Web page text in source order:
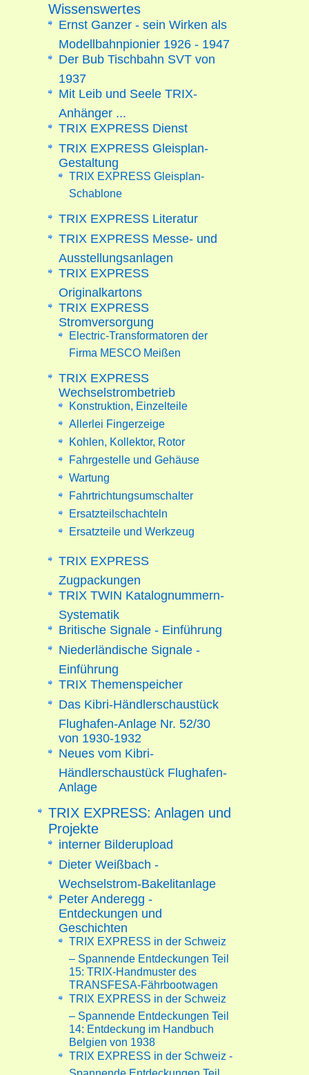
Wissenswertes
Ernst Ganzer - sein Wirken als
Modellbahnpionier 1926 - 1947
Der Bub Tischbahn SVT von
1937
Mit Leib und Seele TRIX-
Anhänger ...
TRIX EXPRESS Dienst
TRIX EXPRESS Gleisplan-
Gestaltung
TRIX EXPRESS Gleisplan-
Schablone
TRIX EXPRESS Literatur
TRIX EXPRESS Messe- und
Ausstellungsanlagen
TRIX EXPRESS
Originalkartons
TRIX EXPRESS
Stromversorgung
Electric-Transformatoren der
Firma MESCO Meißen
TRIX EXPRESS
Wechselstrombetrieb
Konstruktion, Einzelteile
Allerlei Fingerzeige
Kohlen, Kollektor, Rotor
Fahrgestelle und Gehäuse
Wartung
Fahrtrichtungsumschalter
Ersatzteilschachteln
Ersatzteile und Werkzeug
TRIX EXPRESS
Zugpackungen
TRIX TWIN Katalognummern-
Systematik
Britische Signale - Einführung
Niederländische Signale -
Einführung
TRIX Themenspeicher
Das Kibri-Händlerschaustück
Flughafen-Anlage Nr. 52/30
von 1930-1932
Neues vom Kibri-
Händlerschaustück Flughafen-
Anlage
TRIX EXPRESS: Anlagen und
Projekte
interner Bilderupload
Dieter Weißbach -
Wechselstrom-Bakelitanlage
Peter Anderegg -
Entdeckungen und
Geschichten
TRIX EXPRESS in der Schweiz
– Spannende Entdeckungen Teil
15: TRIX-Handmuster des
TRANSFESA-Fährbootwagen
TRIX EXPRESS in der Schweiz
– Spannende Entdeckungen Teil
14: Entdeckung im Handbuch
Belgien von 1938
TRIX EXPRESS in der Schweiz -
Spannende Entdeckungen Teil